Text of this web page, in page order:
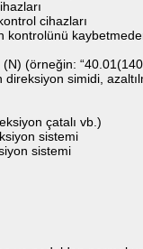
cihazları
kontrolünü
(örneğin:
simidi,
çatalı vb.)
sistemi
sistemi